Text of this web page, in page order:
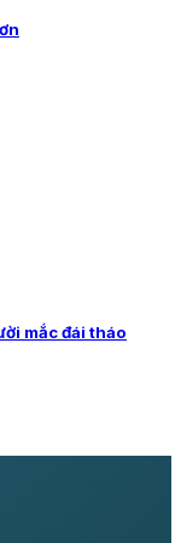
mắc đái tháo